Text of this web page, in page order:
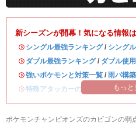
新シーズンが開幕！気になる情報
・ シングル最強ランキング/ シング
・ ダブル最強ランキング/ ダブル使
・強いポケモンと対策一覧 / 雨パ構
・特殊アタッカーのおすすめランキ
もっと
ポケモンチャンピオンズのカビゴンの弱